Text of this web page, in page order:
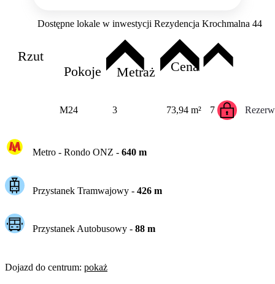
Dostępne lokale w inwestycji Rezydencja Krochmalna 44
Rzut
Pokoje
Metraż Cena
M24 3 73,94 m² 7
Metro - Rondo ONZ - 640m
Przystanek Tramwajowy - 426m
Przystanek Autobusowy - 88m
Dojazd do centrum: pokaż